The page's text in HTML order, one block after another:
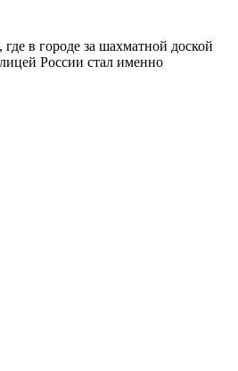
в городе за шахматной доской
России стал именно